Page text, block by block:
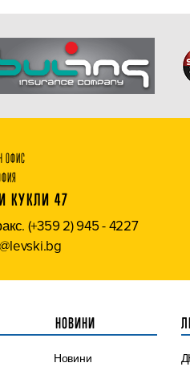
ОФИС
КУКЛИ 47
(+359 2) 945 - 4227
НОВИНИ
Новини